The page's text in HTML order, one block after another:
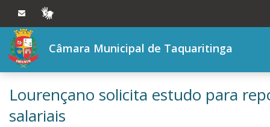
Ir ao conteúdo
Ir à navegação principal
VLIBRAS
Câmara Municipal de Taquaritinga
Lourençano solicita estudo para
salariais